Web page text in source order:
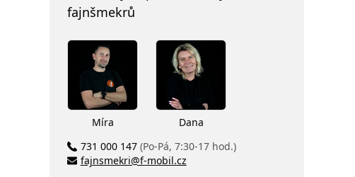
fajnšmekrů
Míra
Dana
731 000 147 (Po-Pá, 7:30-17 hod.)
fajnsmekri@f-mobil.cz